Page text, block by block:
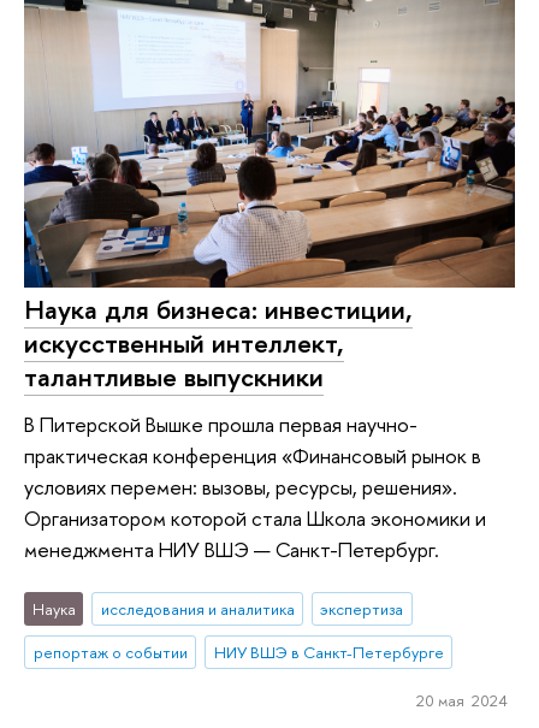
Наука для бизнеса: инвестиции,
искусственный интеллект,
талантливые выпускники
В Питерской Вышке прошла первая научно-
практическая конференция «Финансовый рынок в
условиях перемен: вызовы, ресурсы, решения».
Организатором которой стала Школа экономики и
менеджмента НИУ ВШЭ — Санкт-Петербург.
Наука исследования и аналитика
экспертиза
репортаж о событии
НИУ ВШЭ в Санкт-Петербурге
20 мая 2024